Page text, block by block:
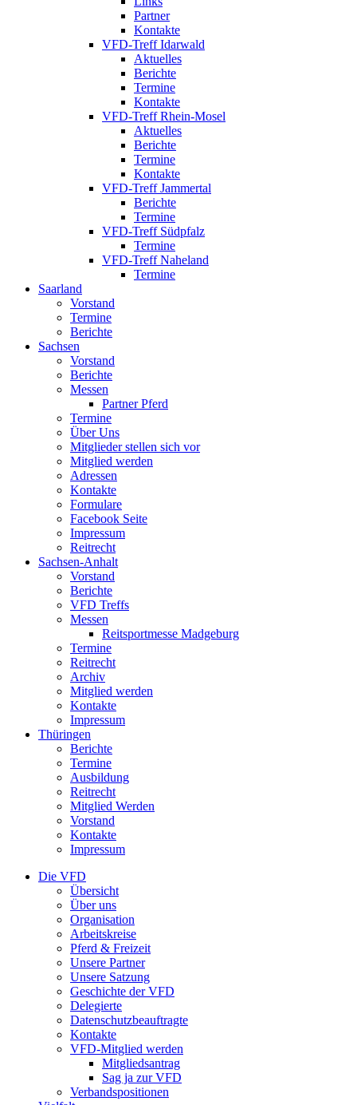
Partner
Kontakte
VFD-Treff Idarwald
Aktuelles
Berichte
Termine
Kontakte
VFD-Treff Rhein-Mosel
Aktuelles
Berichte
Termine
Kontakte
VFD-Treff Jammertal
Berichte
Termine
VFD-Treff Südpfalz
Termine
VFD-Treff Naheland
Termine
Saarland
Vorstand
Termine
Berichte
Sachsen
Vorstand
Berichte
Messen
Partner Pferd
Termine
Über Uns
Mitglieder stellen sich vor
Mitglied werden
Adressen
Kontakte
Formulare
Facebook Seite
Impressum
Reitrecht
Sachsen-Anhalt
Vorstand
Berichte
VFD Treffs
Messen
Reitsportmesse Madgeburg
Termine
Reitrecht
Archiv
Mitglied werden
Kontakte
Impressum
Thüringen
Berichte
Termine
Ausbildung
Reitrecht
Mitglied Werden
Vorstand
Kontakte
Impressum
Die VFD
Übersicht
Über uns
Organisation
Arbeitskreise
Pferd & Freizeit
Unsere Partner
Unsere Satzung
Geschichte der VFD
Delegierte
Datenschutzbeauftragte
Kontakte
VFD-Mitglied werden
Mitgliedsantrag
Sag ja zur VFD
Verbandspositionen